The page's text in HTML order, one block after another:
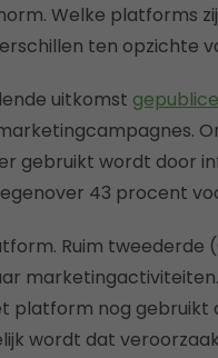
Welke platforms
ten opzichte
uitkomst
gebruikt wordt door
43 procent
Ruim tweederde
platform nog
wordt dat